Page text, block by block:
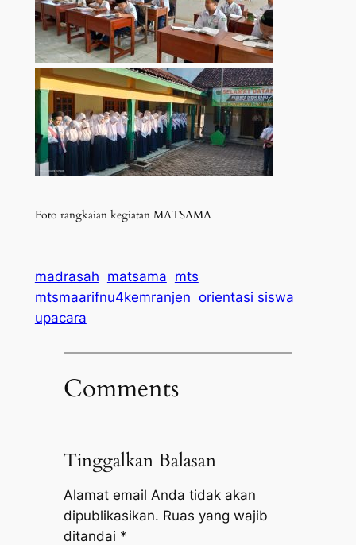
Foto rangkaian kegiatan MATSAMA
madrasah matsama mts
mtsmaarifnu4kemranjen orientasi siswa
upacara
Comments
Tinggalkan Balasan
Alamat email Anda tidak akan
dipublikasikan. Ruas yang wajib
ditandai *